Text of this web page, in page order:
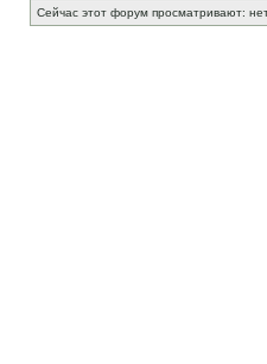
Сейчас этот форум просматривают: